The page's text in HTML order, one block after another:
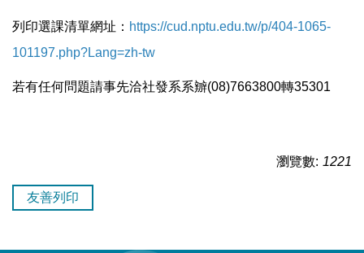
列印選課清單網址： https://cud.nptu.edu.tw/p/404-1065-
101197.php?Lang=zh-tw
若有任何問題請事先洽社發系系辧(08)7663800轉35301
瀏覽數: 1221
友善列印